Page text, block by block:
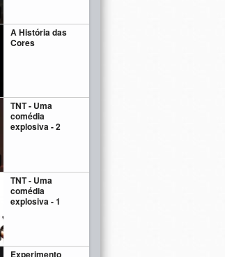
A História das
Cores
TNT - Uma
comédia
explosiva - 2
TNT - Uma
comédia
explosiva - 1
Experimento